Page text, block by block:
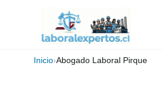
Inicio›Abogado Laboral Pirque